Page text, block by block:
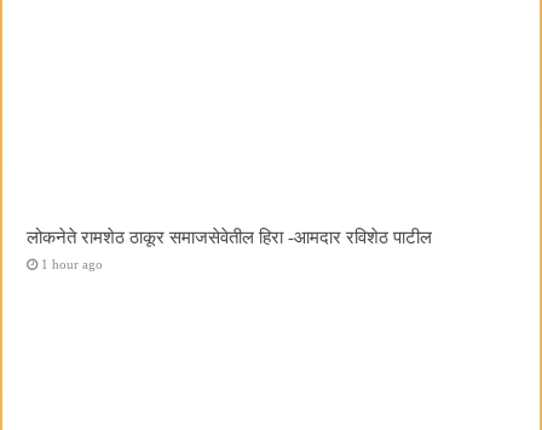
लोकनेते रामशेठ ठाकूर समाजसेवेतील हिरा -आमदार रविशेठ पाटील
1 hour ago